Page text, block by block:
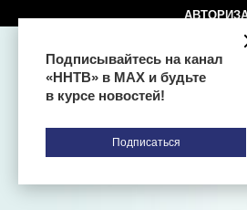
Подписывайтесь на канал
«ННТВ» в МАХ и будьте
в курсе новостей!
Подписаться